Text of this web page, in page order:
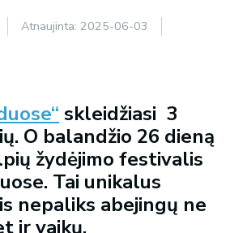
Atnaujinta: 2025-06-03
skleidžiasi 3
O balandžio 26 dieną
žydėjimo festivalis
Tai unikalus
nepaliks abejingų ne
ir vaikų.